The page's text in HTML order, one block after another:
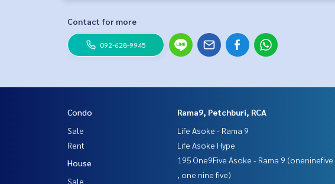
โทร092-628-9945
Call082-269-6289Mo for EN/TH
Contact for more
092-628-9945
Condo
Sale
Rent
House
Sale
Rama9, Petchburi, RCA
Life Asoke - Rama 9
Life Asoke Hype
195 One9Five Asoke - Rama 9 (oneninefive
, one nine five)